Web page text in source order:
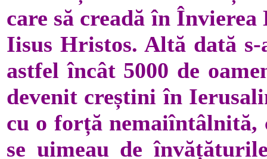
care să creadă în
Iisus Hristos. Altă dată s-
astfel încât 5000 de
devenit creștini în
cu o forță nemaiîntâlnită,
se uimeau de